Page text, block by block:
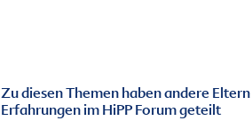
Zu diesen Themen haben andere Eltern
Erfahrungen im HiPP Forum geteilt